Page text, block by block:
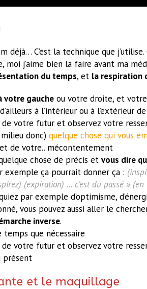
déjà… C’est la technique que
j’aime bien la faire avant ma
du temps, et la respiration
votre gauche ou votre droite, et
à l’intérieur ou à l’extérieur de
votre futur et observez votre
donc) quelque chose qui vous
de votre.. mécontentement
chose de précis et vous dire
exemple ça pourrait donner ça :
(expiration) … c’est du passé »
par exemple d’optimisme,
vous pouvez aussi aller le
inverse.
que nécessaire
votre futur et observez votre
présent
et le maquillage